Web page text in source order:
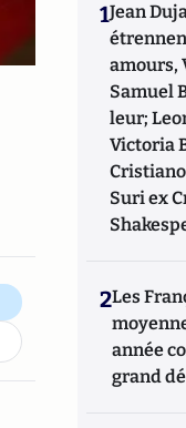
1Jean
amours,
Samuel
leur;
Victoria
Suri ex
2Les
année
grand